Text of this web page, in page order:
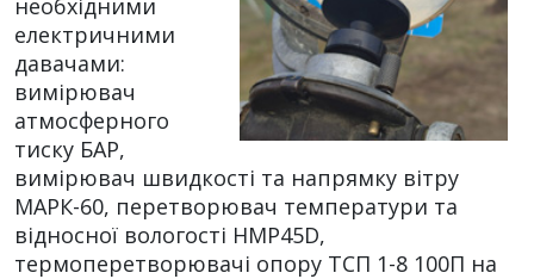
необхідними
електричними
давачами:
вимірювач
атмосферного
тиску БАР,
вимірювач швидкості та напрямку вітру
МАРК-60, перетворювач температури та
відносної вологості HMP45D,
термоперетворювачі опору ТСП 1-8 100П на